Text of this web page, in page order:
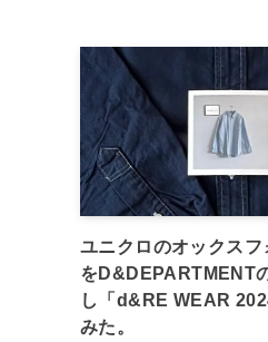
ユニクロのオックスフ
をD&DEPARTMENT
し「d&RE WEAR
みた。